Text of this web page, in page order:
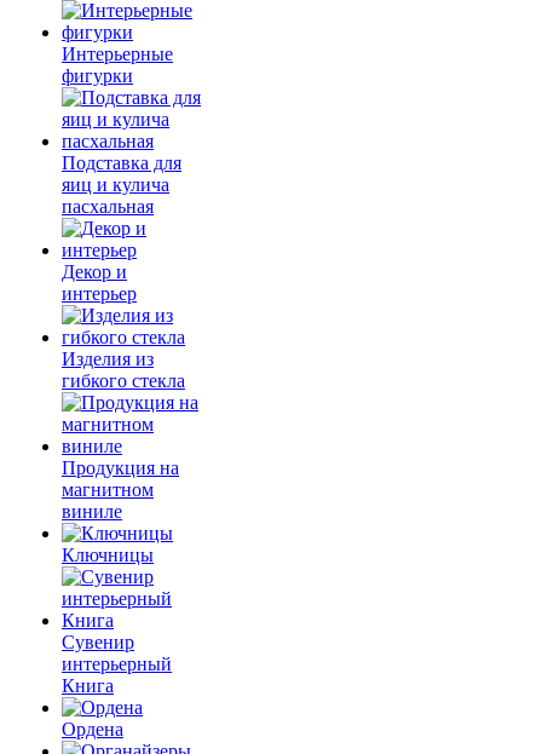
Интерьерные
фигурки
Подставка для
яиц и кулича
пасхальная
Декор и
интерьер
Изделия из
гибкого стекла
Продукция на
магнитном
виниле
Ключницы
Сувенир
интерьерный
Книга
Ордена